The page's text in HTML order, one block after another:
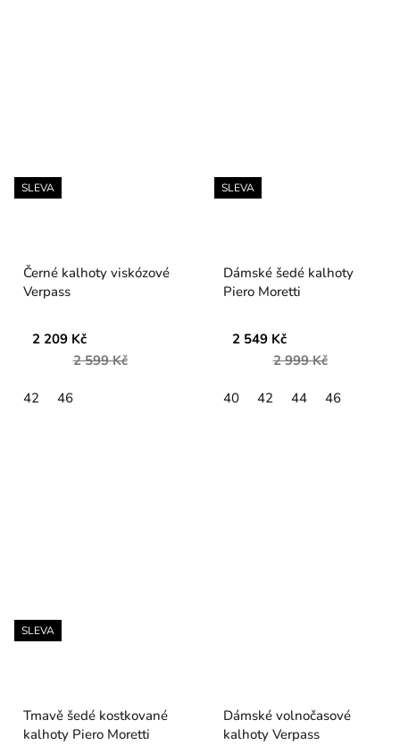
SLEVA
Černé kalhoty viskózové
Verpass
2 209 Kč
2 599 Kč
42 46
SLEVA
Dámské šedé kalhoty
Piero Moretti
2 549 Kč
2 999 Kč
40 42 44 46
SLEVA
Tmavě šedé kostkované
kalhoty Piero Moretti
Dámské volnočasové
kalhoty Verpass